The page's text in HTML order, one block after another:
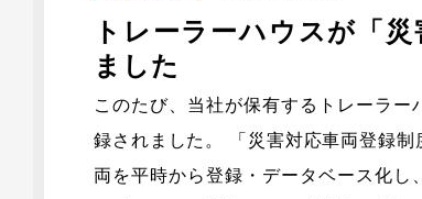
トレーラーハウスが「
ました
このたび、当社が保有するトレーラ
録されました。 「災害対応車両登録
両を平時から登録・データベース化